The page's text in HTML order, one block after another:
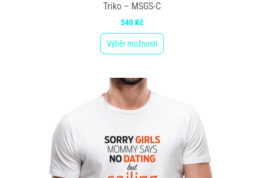
Triko – MSGS-C
540Kč
Výběr možností